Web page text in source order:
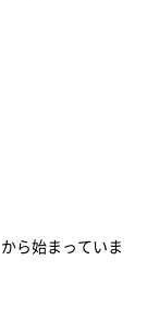
ら始まっていま